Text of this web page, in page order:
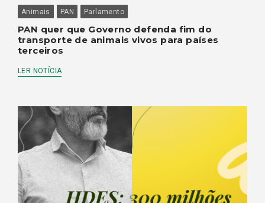
Animais PAN Parlamento
PAN quer que Governo defenda fim do
transporte de animais vivos para países
terceiros
LER NOTÍCIA